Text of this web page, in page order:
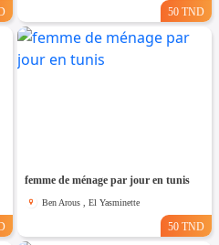
50 TND
femme de ménage par jour en tunis
Ben Arous , El Yasminette
50 TND